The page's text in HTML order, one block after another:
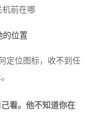
前在哪
的位置
定位图标，收不到任
看。他不知道你在